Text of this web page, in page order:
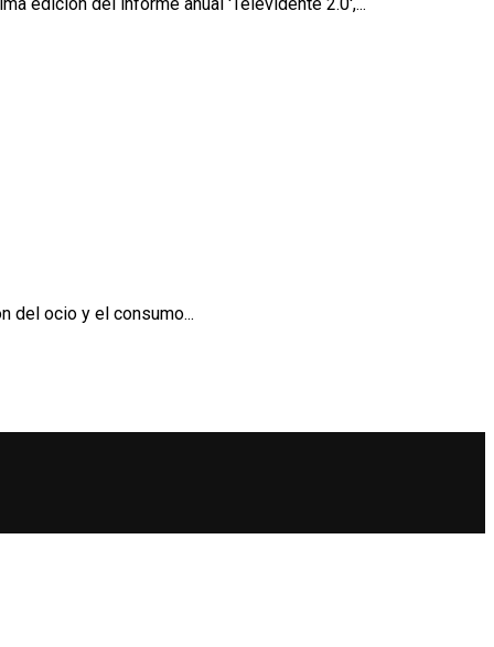
edición del informe anual 'Televidente 2.0',...
del ocio y el consumo...